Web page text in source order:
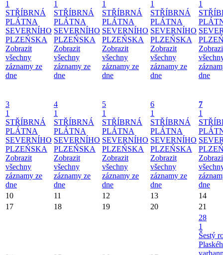
1
STŘÍBRNÁ
PLÁTNA
SEVERNÍHO
PLZEŃSKA
Zobrazit
všechny
záznamy ze
dne
1
STŘÍBRNÁ
PLÁTNA
SEVERNÍHO
PLZEŃSKA
Zobrazit
všechny
záznamy ze
dne
1
STŘÍBRNÁ
PLÁTNA
SEVERNÍHO
PLZEŃSKA
Zobrazit
všechny
záznamy ze
dne
1
STŘÍBRNÁ
PLÁTNA
SEVERNÍHO
PLZEŃSKA
Zobrazit
všechny
záznamy ze
dne
1
dne
3
1
STŘÍBRNÁ
PLÁTNA
SEVERNÍHO
PLZEŃSKA
Zobrazit
všechny
záznamy ze
dne
4
1
STŘÍBRNÁ
PLÁTNA
SEVERNÍHO
PLZEŃSKA
Zobrazit
všechny
záznamy ze
dne
5
1
STŘÍBRNÁ
PLÁTNA
SEVERNÍHO
PLZEŃSKA
Zobrazit
všechny
záznamy ze
dne
6
1
STŘÍBRNÁ
PLÁTNA
SEVERNÍHO
PLZEŃSKA
Zobrazit
všechny
záznamy ze
dne
7
1
dne
10
11 12 13
14
17
18 19 20 21
28
1
Šestý